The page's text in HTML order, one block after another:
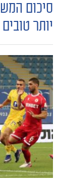
סיכום
יותר טובים